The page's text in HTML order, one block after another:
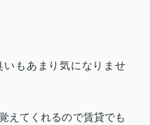
いもあまり気になりませ
えてくれるので賃貸でも